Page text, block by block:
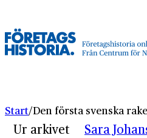
Start/Den första svenska
Ur arkivet Sara